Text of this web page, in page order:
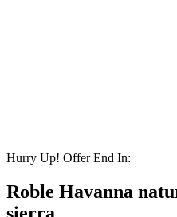
Hurry Up! Offer End In:
Roble Havanna